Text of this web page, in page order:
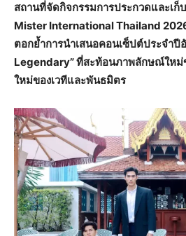
สถานที่จัดกิจกรรมการประกวดและเก็
Mister International Thailand
ตอกย้ำการนำเสนอคอนเซ็ปต์ประจำปี
Legendary” ที่สะท้อนภาพลักษณ์ใหม่
ใหม่ของเวทีและพันธมิตร